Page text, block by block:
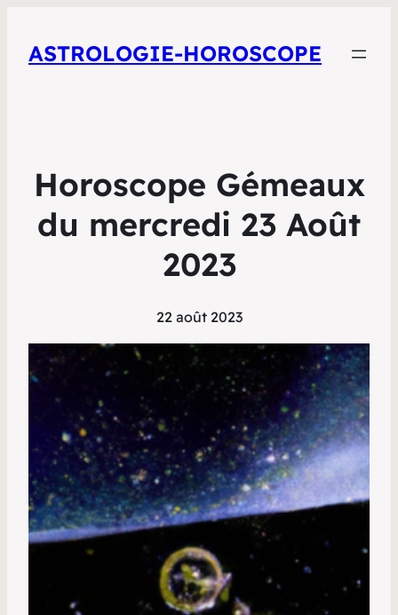
ASTROLOGIE-HOROSCOPE
Horoscope Gémeaux
du mercredi 23 Août
2023
22 août 2023